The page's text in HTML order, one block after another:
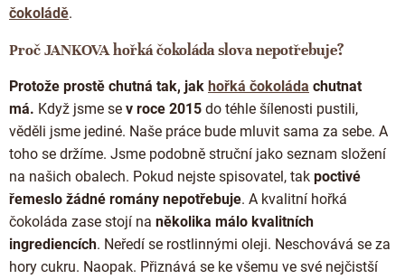
čokoládě.
Proč JANKOVA hořká čokoláda slova nepotřebuje?
Protože prostě chutná tak, jak hořká čokoláda chutnat
má. Když jsme se v roce 2015 do téhle šílenosti pustili,
věděli jsme jediné. Naše práce bude mluvit sama za sebe. A
toho se držíme. Jsme podobně struční jako seznam složení
na našich obalech. Pokud nejste spisovatel, tak poctivé
řemeslo žádné romány nepotřebuje. A kvalitní hořká
čokoláda zase stojí na několika málo kvalitních
ingrediencích. Neředí se rostlinnými oleji. Neschovává se za
hory cukru. Naopak. Přiznává se ke všemu ve své nejčistší